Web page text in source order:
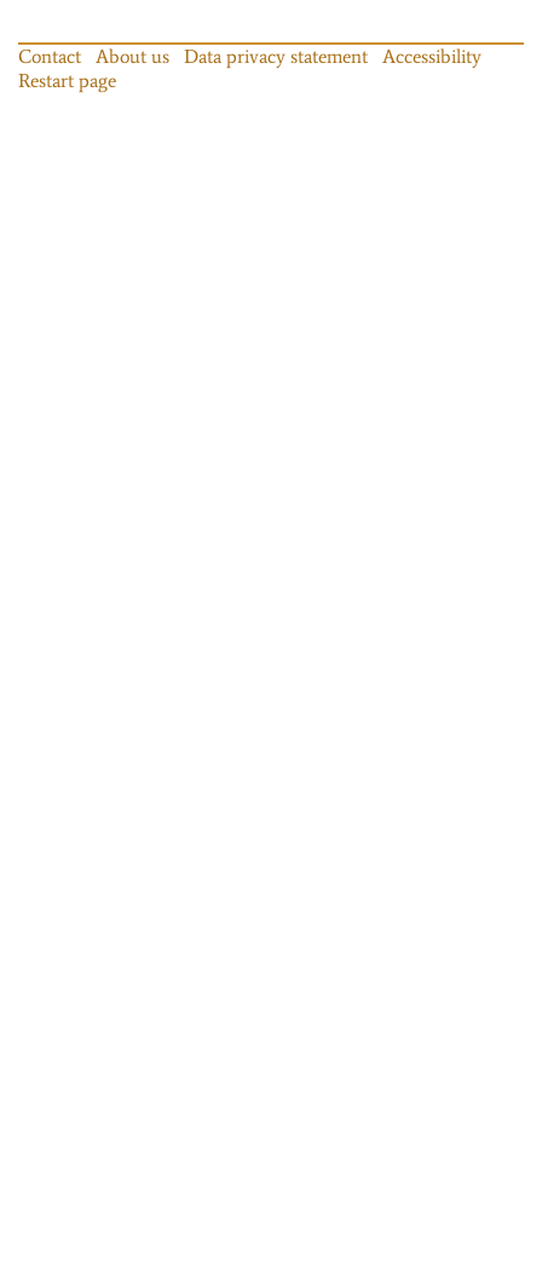
Contact About us Data privacy statement
Accessibility
Restart page